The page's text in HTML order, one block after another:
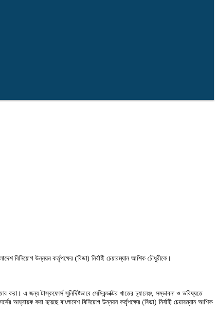
বিনিয়োগ উন্নয়ন কর্তৃপক্ষের (বিডা) নির্বাহী চেয়ারম্যান আশিক চৌধুরীকে।
এ জন্য টাস্কফোর্স সুনির্দিষ্টভাবে সেমিকন্ডাক্টর খাতের চ্যালেঞ্জ, সম্ভাবনা ও ভবিষ্যতে
আহ্বায়ক করা হয়েছে বাংলাদেশ বিনিয়োগ উন্নয়ন কর্তৃপক্ষের (বিডা) নির্বাহী চেয়ারম্যান আশিক